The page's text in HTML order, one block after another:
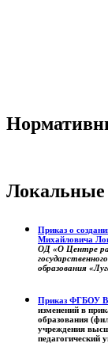
Локальные
Приказ о
Михайловича
ОД «О Центре
образования
Приказ ФГБОУ
изменений в
образования
учреждения
педагогический